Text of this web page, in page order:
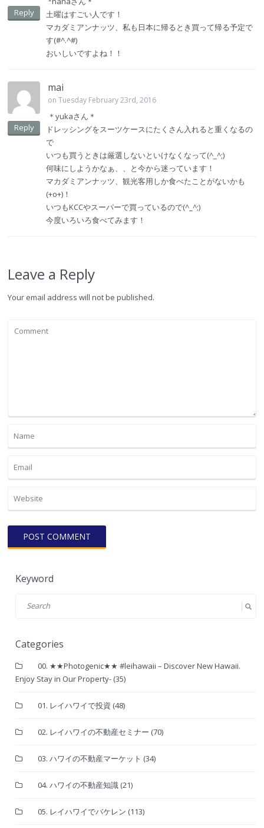
Reply
土曜はすごい人です！
マカダミアンナッツ、私も日本に帰るとき買って帰る予定で
す(#^.^#)
おいしいですよね！！
Reply
mai
on Tuesday February 23rd, 2016
＊yukaさん＊
ドレッシングをスーツケースにたくさん入れると重くなるの
で
いつも買うときは厳選しないといけなくなって(^_^;)
何味にしようかなぁ、、と今から迷っています！
マカダミアンナッツ、観光客用しか食べたことがないかも
(+o+)！
いつもKCCやスーパーで買っているので(^_^;)
今度いろいろ食べてみます！
Leave a Reply
Your email address will not be published.
Keyword
Categories
00. ★★Photogenic★★ #leihawaii – Discover New Hawaii.
Enjoy Stay in Our Property- (35)
01. レイハワイで投資 (48)
02. レイハワイの不動産セミナー (70)
03. ハワイの不動産マーケット (34)
04. ハワイの不動産知識 (21)
05. レイハワイでバケレン (113)